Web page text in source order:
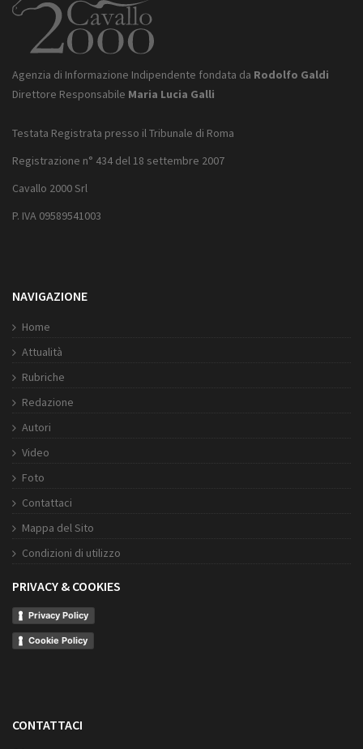
Agenzia di Informazione Indipendente fondata da Rodolfo Galdi
Direttore Responsabile Maria Lucia Galli
Testata Registrata presso il Tribunale di Roma
Registrazione n° 434 del 18 settembre 2007
Cavallo 2000 Srl
P. IVA 09589541003
NAVIGAZIONE
Home
Attualità
Rubriche
Redazione
Autori
Video
Foto
Contattaci
Mappa del Sito
Condizioni di utilizzo
PRIVACY & COOKIES
Privacy Policy
Cookie Policy
CONTATTACI